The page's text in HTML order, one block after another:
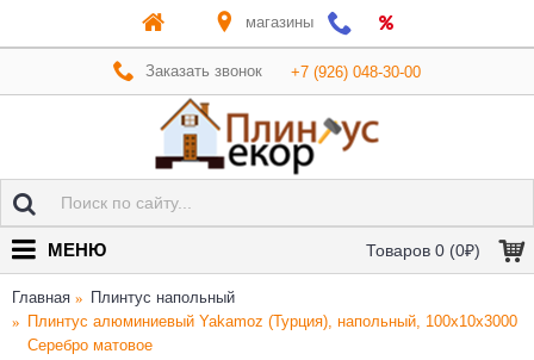
магазины
Заказать звонок +7 (926) 048-30-00
Товаров 0 (0₽)
МЕНЮ
Главная
Плинтус напольный
Плинтус алюминиевый Yakamoz (Турция), напольный, 100x10x3000
Серебро матовое